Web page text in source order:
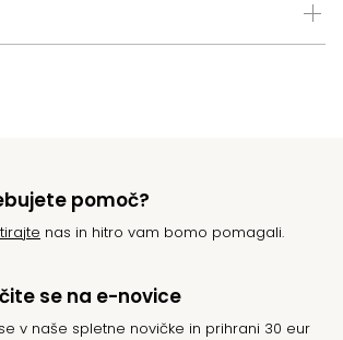
pomoč?
nas in hitro vam bomo pomagali.
se na e-novice
v naše spletne novičke in prihrani 30 eur